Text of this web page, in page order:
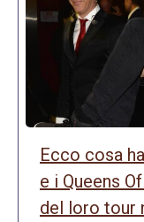
Ecco cosa
e i Queens
del loro tour